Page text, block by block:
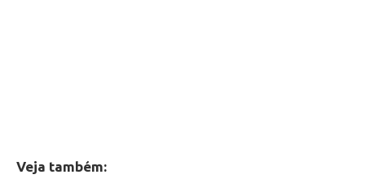
Veja também: